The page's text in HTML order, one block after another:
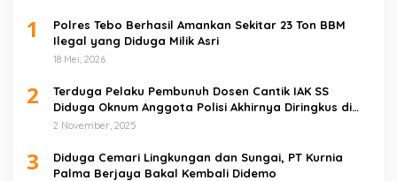
1
Polres Tebo Berhasil Amankan Sekitar 23 Ton BBM
Ilegal yang Diduga Milik Asri
18 Mei, 2026
2
Terduga Pelaku Pembunuh Dosen Cantik IAK SS
Diduga Oknum Anggota Polisi Akhirnya Diringkus di
Tebo Tengah
2 November, 2025
3
Diduga Cemari Lingkungan dan Sungai, PT Kurnia
Palma Berjaya Bakal Kembali Didemo